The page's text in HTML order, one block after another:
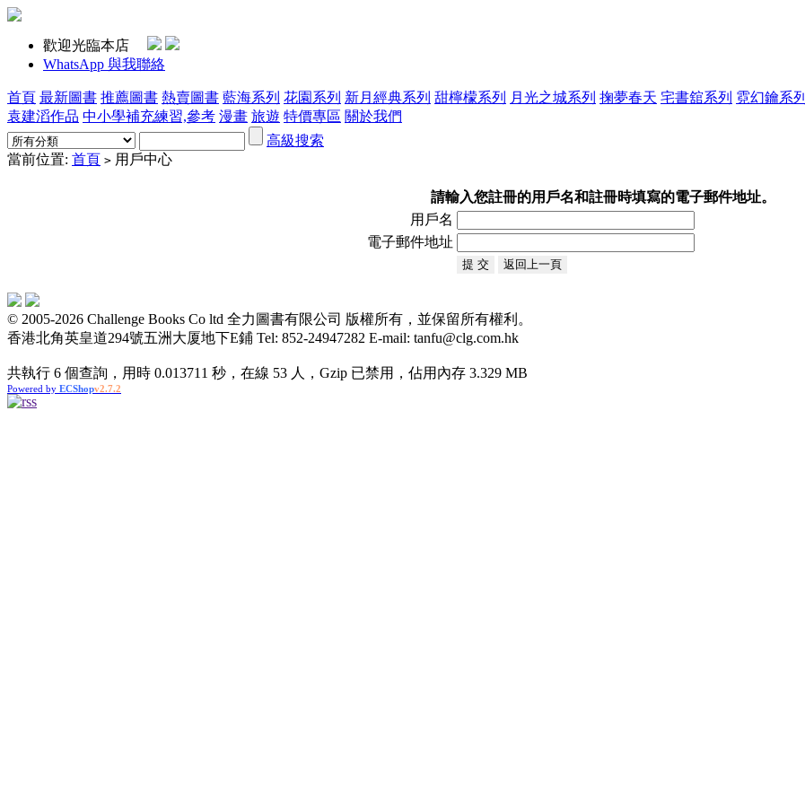
歡迎光臨本店
WhatsApp 與我聯絡
首頁 最新圖書 推薦圖書 熱賣圖書 藍海系列 花園系列 新月經典系列 甜檸檬系列 月光之城系列 掬夢春天 宅書舘系列 霓幻鑰系列
袁建滔作品 中小學補充練習,參考 漫畫 旅遊 特價專區 關於我們
高級搜索
當前位置: 首頁 > 用戶中心
請輸入您註冊的用戶名和註冊時填寫的電子郵件地址。
用戶名
電子郵件地址
© 2005-2026 Challenge Books Co ltd 全力圖書有限公司 版權所有，並保留所有權利。
香港北角英皇道294號五洲大厦地下E鋪 Tel: 852-24947282 E-mail: tanfu@clg.com.hk
共執行 6 個查詢，用時 0.013711 秒，在線 53 人，Gzip 已禁用，佔用內存 3.329 MB
Powered by ECShopv2.7.2